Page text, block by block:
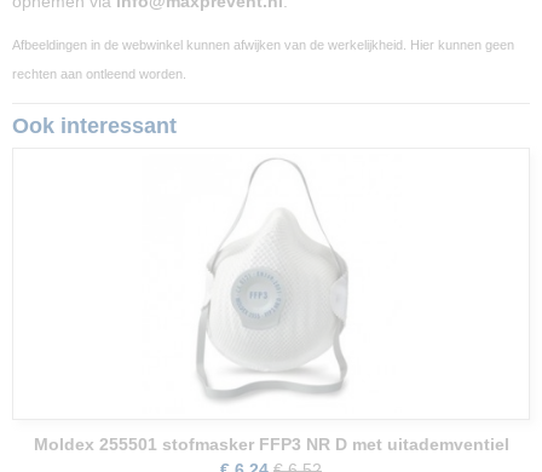
Afbeeldingen in de webwinkel kunnen afwijken van de werkelijkheid. Hier kunnen geen
rechten aan ontleend worden.
Ook interessant
Moldex 255501 stofmasker FFP3 NR D met uitademventiel